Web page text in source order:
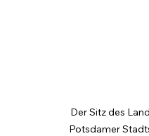
Der Sitz des
Potsdamer